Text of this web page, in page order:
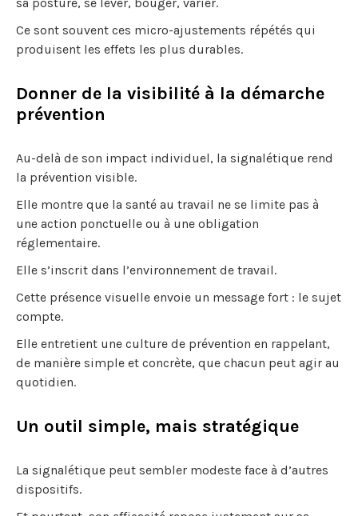
Ce sont souvent ces micro-ajustements répétés qui
produisent les effets les plus durables.
Donner de la visibilité à la démarche
prévention
Au-delà de son impact individuel, la signalétique rend
la prévention visible.
Elle montre que la santé au travail ne se limite pas à
une action ponctuelle ou à une obligation
réglementaire.
Elle s’inscrit dans l’environnement de travail.
Cette présence visuelle envoie un message fort : le sujet
compte.
Elle entretient une culture de prévention en rappelant,
de manière simple et concrète, que chacun peut agir au
quotidien.
Un outil simple, mais stratégique
La signalétique peut sembler modeste face à d’autres
dispositifs.